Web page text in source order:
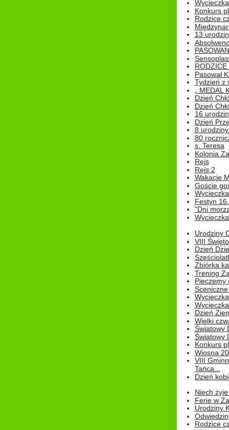
Konkurs
Rodzice
13
Pasował
Tydzień z
„
Dzień
Dzień
16
Dzień
8
80
s. Teresa
Kolonia
Rejs
Rejs 2
Wakacje
Goście
Festyn
"Dni
Urodziny
VIII
Dzień
Zbiórka
Trening
Pieczemy
Dzień
Wielki
Światowy
Światowy
Konkurs
Wiosna
VIII
Tańca...
Dzień
Niech
Ferie w
Urodziny
Rodzice